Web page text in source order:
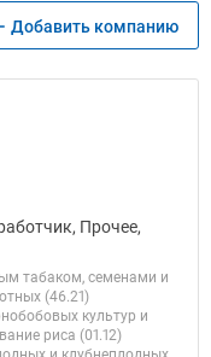
Добавить компанию
Прочее,
табаком, семенами и
(46.21)
культур и
риса (01.12)